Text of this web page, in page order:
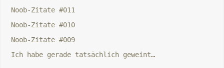
Noob-Zitate #011
Noob-Zitate #010
Noob-Zitate #009
Ich habe gerade tatsächlich geweint…